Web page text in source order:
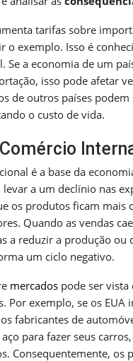
tarifas sobre
o exemplo. Isso é
Se a economia de um
isso pode afetar
de outros países podem
o custo de vida.
é a base da
a um declínio nas
os produtos ficam mais
Quando as vendas
a reduzir a produção ou
um ciclo negativo.
mercados pode ser vista
Por exemplo, se os EUA
fabricantes de
para fazer seus
Consequentemente, os